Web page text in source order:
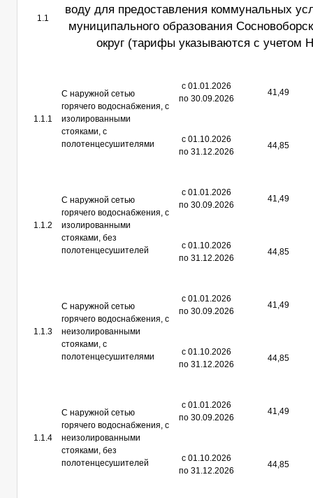
1.1
воду для предоставления коммунальных
муниципального образования
округ (тарифы указываются с учетом
1.1.1
С наружной сетью
горячего водоснабжения, с
изолированными
стояками, с
полотенцесушителями
с 01.01.2026
по 30.09.2026
41,49
с 01.10.2026
по 31.12.2026
44,85
1.1.2
С наружной сетью
горячего водоснабжения, с
изолированными
стояками, без
полотенцесушителей
с 01.01.2026
по 30.09.2026
41,49
с 01.10.2026
по 31.12.2026
44,85
1.1.3
С наружной сетью
горячего водоснабжения, с
неизолированными
стояками, с
полотенцесушителями
с 01.01.2026
по 30.09.2026
41,49
с 01.10.2026
по 31.12.2026
44,85
1.1.4
С наружной сетью
горячего водоснабжения, с
неизолированными
стояками, без
полотенцесушителей
с 01.01.2026
по 30.09.2026
41,49
с 01.10.2026
по 31.12.2026
44,85